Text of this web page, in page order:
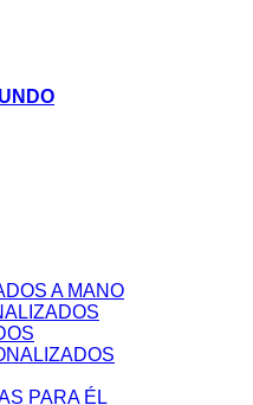
A MANO
PARA ÉL